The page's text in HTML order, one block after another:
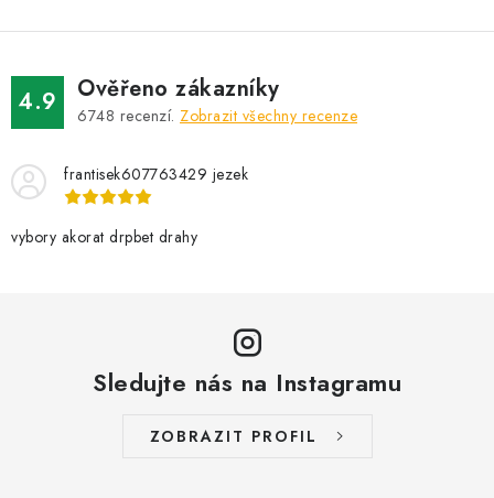
á
d
a
c
p
v
4.9 Ověřeno zákazníky
6748 recenzí. Zobrazit všechny recenze
frantisek607763429 jezek
vybory akorat drpbet drahy
Sledujte nás na Instagramu
ZOBRAZIT PROFIL